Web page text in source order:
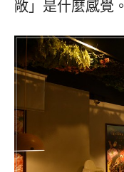
敞」是什麼感覺。